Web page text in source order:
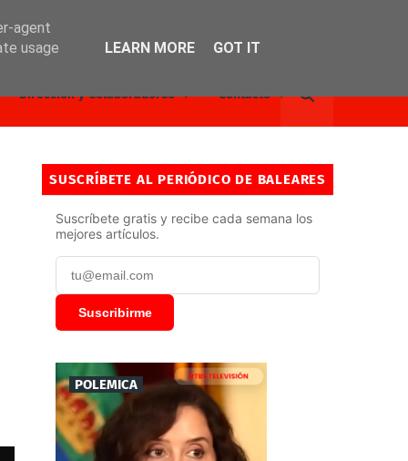
Dirección y Colaboradores Contacto
SUSCRÍBETE AL PERIÓDICO DE BALEARES
Suscríbete gratis y recibe cada semana los
mejores artículos.
Suscribirme
POLEMICA
agent
usage
LEARN MORE GOT IT